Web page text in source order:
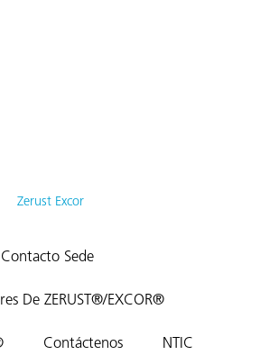
Contacto Sede
De ZERUST®/EXCOR®
Contáctenos NTIC